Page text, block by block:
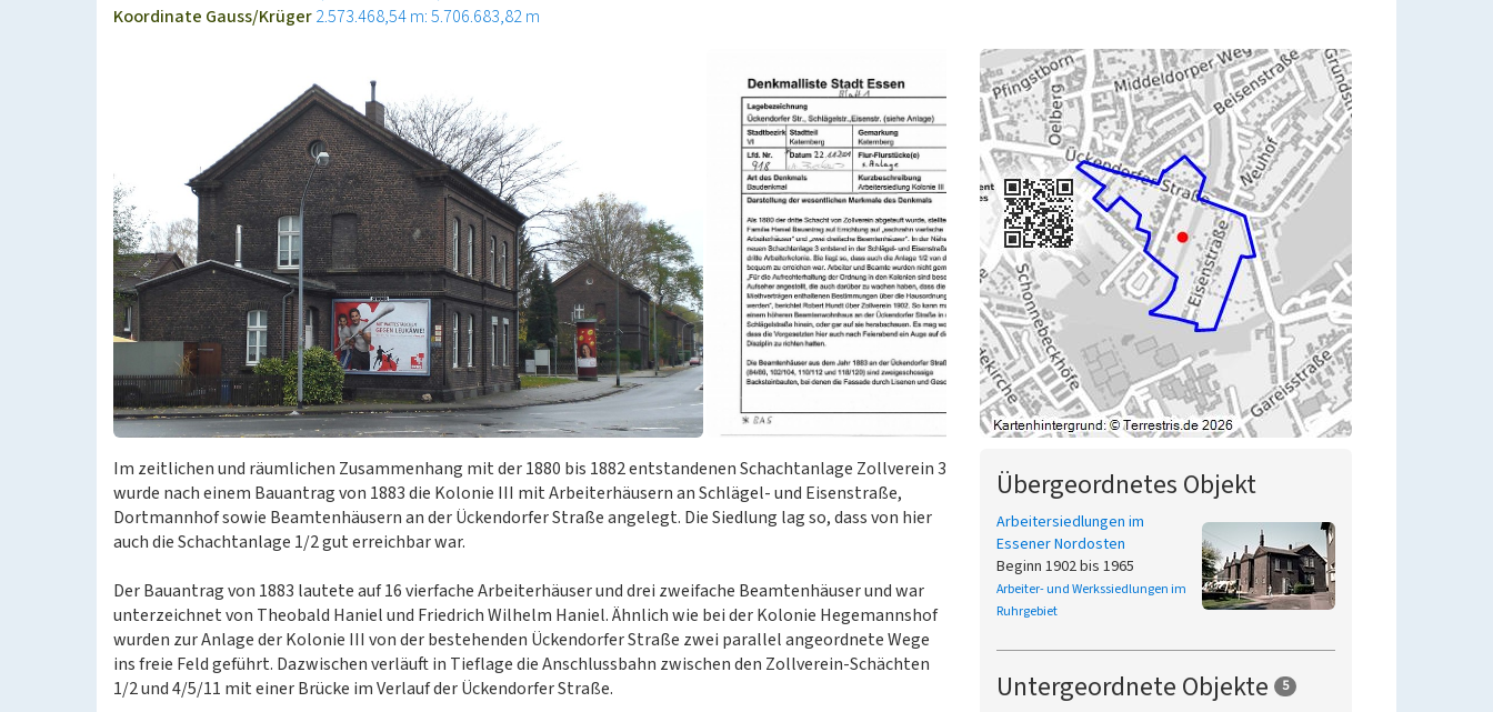
Koordinate Gauss/Krüger2.573.468,54 m: 5.706.683,82 m
Im zeitlichen und räumlichen Zusammenhang mit der 1880 bis 1882 entstandenen Schachtanlage Zollverein 3
wurde nach einem Bauantrag von 1883 die Kolonie III mit Arbeiterhäusern an Schlägel- und Eisenstraße,
Dortmannhof sowie Beamtenhäusern an der Ückendorfer Straße angelegt. Die Siedlung lag so, dass von hier
auch die Schachtanlage 1/2 gut erreichbar war.
Der Bauantrag von 1883 lautete auf 16 vierfache Arbeiterhäuser und drei zweifache Beamtenhäuser und war
unterzeichnet von Theobald Haniel und Friedrich Wilhelm Haniel. Ähnlich wie bei der Kolonie Hegemannshof
wurden zur Anlage der Kolonie III von der bestehenden Ückendorfer Straße zwei parallel angeordnete Wege
ins freie Feld geführt. Dazwischen verläuft in Tieflage die Anschlussbahn zwischen den Zollverein-Schächten
1/2 und 4/5/11 mit einer Brücke im Verlauf der Ückendorfer Straße.
Übergeordnetes Objekt
Arbeitersiedlungen im
Essener Nordosten
Beginn 1902 bis 1965
Arbeiter- und Werkssiedlungen im
Ruhrgebiet
Untergeordnete Objekte 5